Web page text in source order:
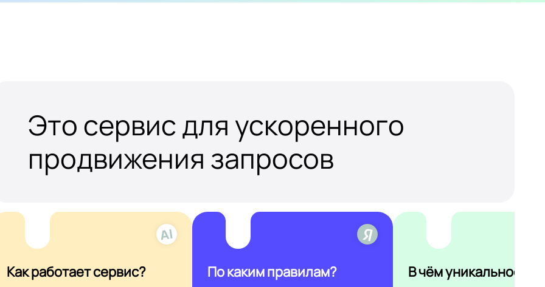
Это сервис для ускоренного
продвижения запросов
Как работает сервис? По каким правилам? В чём уникальность?